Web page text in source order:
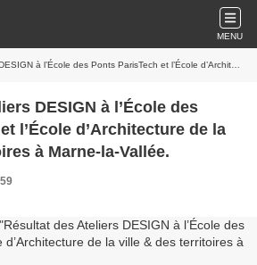
MENU
des Ponts ParisTech et l’École d’Architecture de la ville & des territoires à Marne-la-Vallée.
à l’École des
l’École d’Architecture de la
à Marne-la-Vallée.